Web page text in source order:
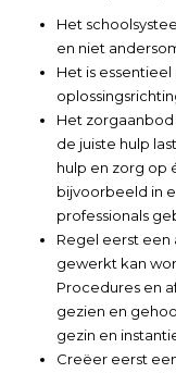
Het
en niet
Het is
Het
de juiste hulp
hulp en zorg op
bijvoorbeeld in
professionals
Regel eerst een
gewerkt kan
Procedures en
gezien en
gezin en
Creëer eerst